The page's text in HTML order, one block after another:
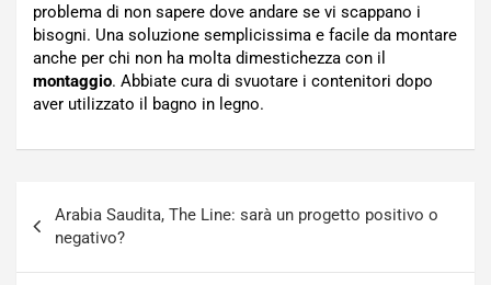
problema di non sapere dove andare se vi scappano i
bisogni. Una soluzione semplicissima e facile da montare
anche per chi non ha molta dimestichezza con il
montaggio. Abbiate cura di svuotare i contenitori dopo
aver utilizzato il bagno in legno.
articoli
Arabia Saudita, The Line: sarà un progetto positivo o
negativo?